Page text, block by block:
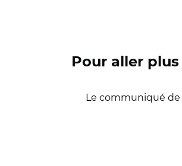
Pour aller
Le communiqué de